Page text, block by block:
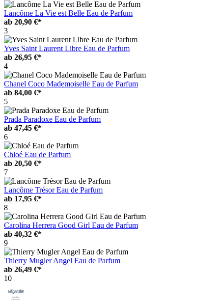
Lancôme La Vie est Belle Eau de Parfum
ab 20,90 €*
3
Yves Saint Laurent Libre Eau de Parfum
ab 26,95 €*
4
Chanel Coco Mademoiselle Eau de Parfum
ab 84,00 €*
5
Prada Paradoxe Eau de Parfum
ab 47,45 €*
6
Chloé Eau de Parfum
ab 20,50 €*
7
Lancôme Trésor Eau de Parfum
ab 17,95 €*
8
Carolina Herrera Good Girl Eau de Parfum
ab 40,32 €*
9
Thierry Mugler Angel Eau de Parfum
ab 26,49 €*
10